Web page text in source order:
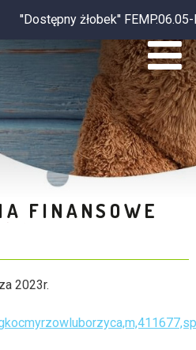
''Dostępny żłobek''
FINANSOWE
2023r.